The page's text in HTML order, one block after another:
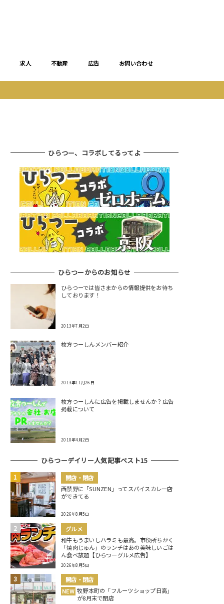
求人 不動産 広告 お問い合わせ
ひらつー、コラボしてるってよ
ひらつーからのお知らせ
ひらつーでは皆さまからの情報提供をお待ち
しております！
2013年7月2日
枚方つーしんメンバー紹介
2013年11月26日
枚方つーしんに広告を掲載しませんか？広告
掲載について
2010年4月2日
ひらつーデイリー人気記事ベスト15
開店・閉店
西禁野に「SUNZEN」ってスパイスカレー店
ができてる
2026年8月5日
グルメ
和牛もうまいしハラミも最高。市役所ちかく
「焼肉じゅん」のランチはあの美味しいごは
ん食べ放題【ひらつーグルメ広告】
2026年8月5日
開店・閉店
NEW 牧野本町の「フルーツショップ日高」
が8月末で閉店